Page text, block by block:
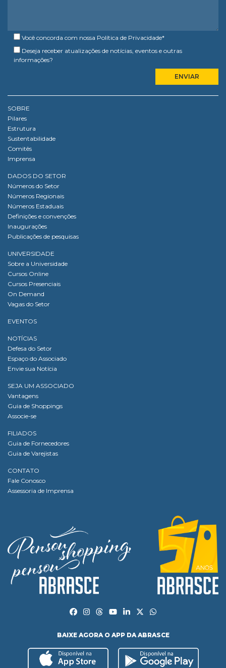
Você concorda com nossa Política de Privacidade*
Deseja receber atualizações de notícias, eventos e outras
informações?
SOBRE
Pilares
Estrutura
Sustentabilidade
Comitês
Imprensa
DADOS DO SETOR
Números do Setor
Números Regionais
Números Estaduais
Definições e convenções
Inaugurações
Publicações de pesquisas
UNIVERSIDADE
Sobre a Universidade
Cursos Online
Cursos Presenciais
On Demand
Vagas do Setor
EVENTOS
NOTÍCIAS
Defesa do Setor
Espaço do Associado
Envie sua Notícia
SEJA UM ASSOCIADO
Vantagens
Guia de Shoppings
Associe-se
FILIADOS
Guia de Fornecedores
Guia de Varejistas
CONTATO
Fale Conosco
Assessoria de Imprensa
BAIXE AGORA O APP DA ABRASCE